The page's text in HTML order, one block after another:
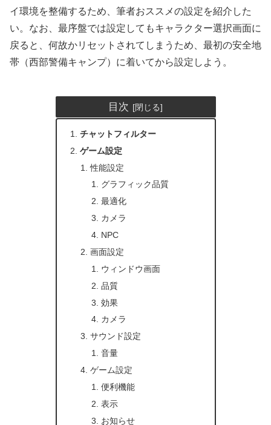
イ環境を整備するため、筆者おススメの設定を紹介した
い。なお、最序盤では設定してもキャラクター選択画面に
戻ると、何故かリセットされてしまうため、最初の安全地
帯（西部警備キャンプ）に着いてから設定しよう。
目次
チャットフィルター
ゲーム設定
性能設定
グラフィック品質
最適化
カメラ
NPC
画面設定
ウィンドウ画面
品質
効果
カメラ
サウンド設定
音量
ゲーム設定
便利機能
表示
お知らせ